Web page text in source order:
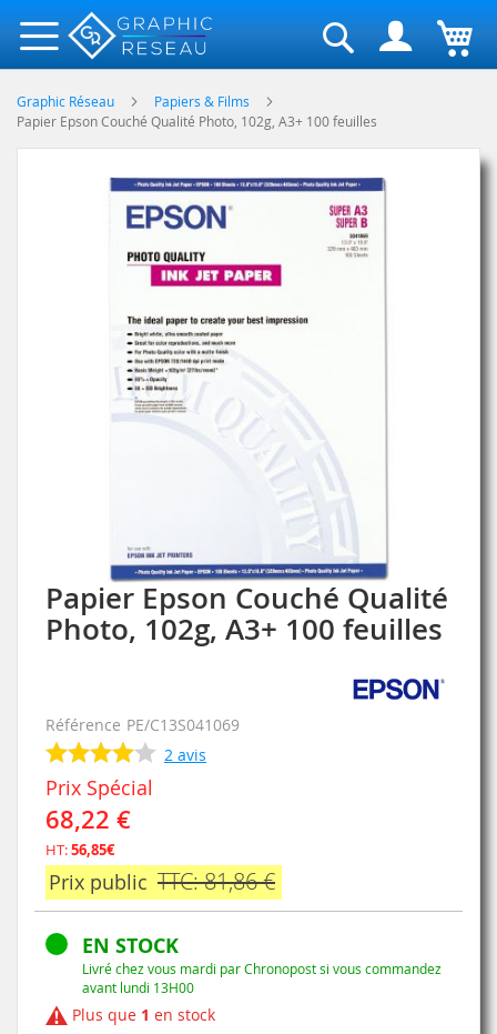
Rechercher
Graphic Réseau
Papiers & Films
Papier Epson Couché Qualité Photo, 102g, A3+ 100 feuilles
Papier Epson Couché Qualité
Photo, 102g, A3+ 100 feuilles
Référence PE/C13S041069
2 avis
Prix Spécial
68,22 €
HT:56,85€
Prix public TTC: 81,86 €
EN STOCK
Livré chez vous mardi par Chronopost si vous commandez
avant lundi 13H00
Plus que 1 en stock
Skip
to
the
images
gallery